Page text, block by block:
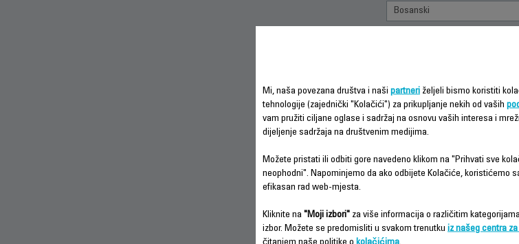
PREUZMITE
BRZI POČETAK
PREUZMITE
UPUTSTVA
Mi, naša povezana društva i naši partneri željeli bismo koristiti
tehnologije (zajednički "Kolačići") za prikupljanje nekih od vaših
vam pružiti ciljane oglase i sadržaj na osnovu vaših interesa i
dijeljenje sadržaja na društvenim medijima.
Možete pristati ili odbiti gore navedeno klikom na "Prihvati sve
neophodni". Napominjemo da ako odbijete Kolačiće, koristićemo
efikasan rad web-mjesta.
Kliknite na "Moji izbori" za više informacija o različitim
izbor. Možete se predomisliti u svakom trenutku iz našeg centra